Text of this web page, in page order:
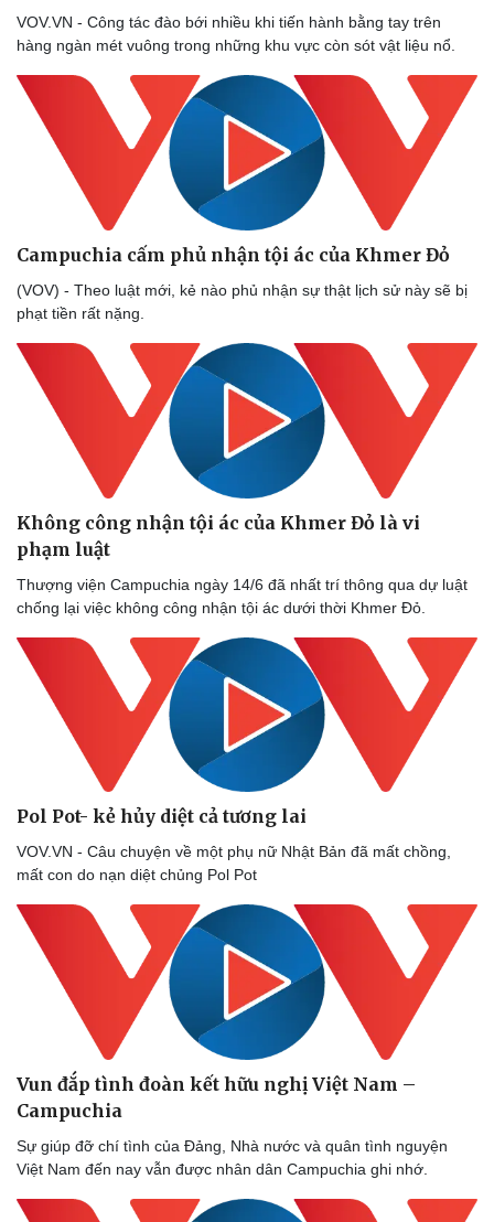
Sức khỏe
Dinh dưỡng - món ngon
Cây thuốc
Sản phụ khoa
Nhi khoa
Nam khoa
Làm đẹp - giảm cân
Ăn sạch sống khỏe
Đời sống
Nhà đẹp
Tình yêu - Gia đình
VOV.VN - Công tác đào bới nhiều khi tiến hành bằng tay trên
hàng ngàn mét vuông trong những khu vực còn sót vật liệu nổ.
Campuchia cấm phủ nhận tội ác của Khmer Đỏ
(VOV) - Theo luật mới, kẻ nào phủ nhận sự thật lịch sử này sẽ bị
phạt tiền rất nặng.
Không công nhận tội ác của Khmer Đỏ là vi
phạm luật
Thượng viện Campuchia ngày 14/6 đã nhất trí thông qua dự luật
chống lại việc không công nhận tội ác dưới thời Khmer Đỏ.
Pol Pot- kẻ hủy diệt cả tương lai
VOV.VN - Câu chuyện về một phụ nữ Nhật Bản đã mất chồng,
mất con do nạn diệt chủng Pol Pot
Vun đắp tình đoàn kết hữu nghị Việt Nam –
Campuchia
Sự giúp đỡ chí tình của Đảng, Nhà nước và quân tình nguyện
Việt Nam đến nay vẫn được nhân dân Campuchia ghi nhớ.